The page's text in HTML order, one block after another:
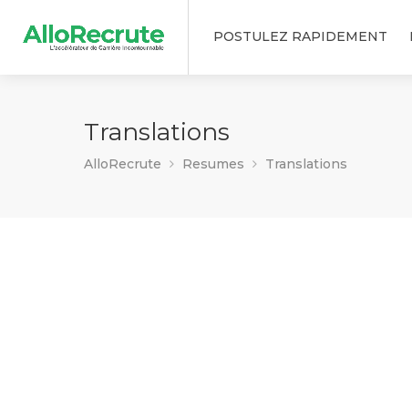
POSTULEZ RAPIDEMENT
Translations
AlloRecrute Resumes Translations